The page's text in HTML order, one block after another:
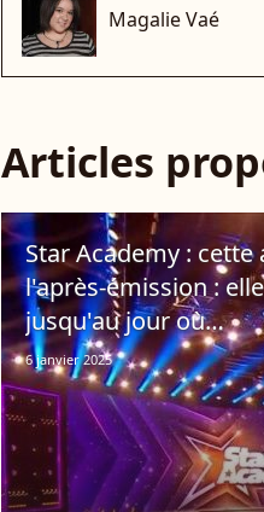
Magalie Vaé
Articles
Star Academy :
l'après-émission :
jusqu'au jour où…
6 janvier 2025